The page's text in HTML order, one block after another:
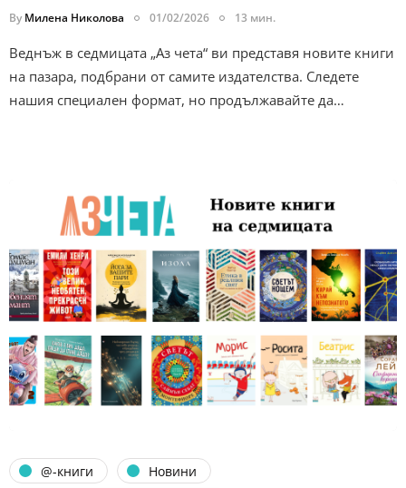
By Милена Николова 01/02/2026 13 мин.
Веднъж в седмицата „Аз чета“ ви представя новите книги
на пазара, подбрани от самите издателства. Следете
нашия специален формат, но продължавайте да…
@-книги
Новини